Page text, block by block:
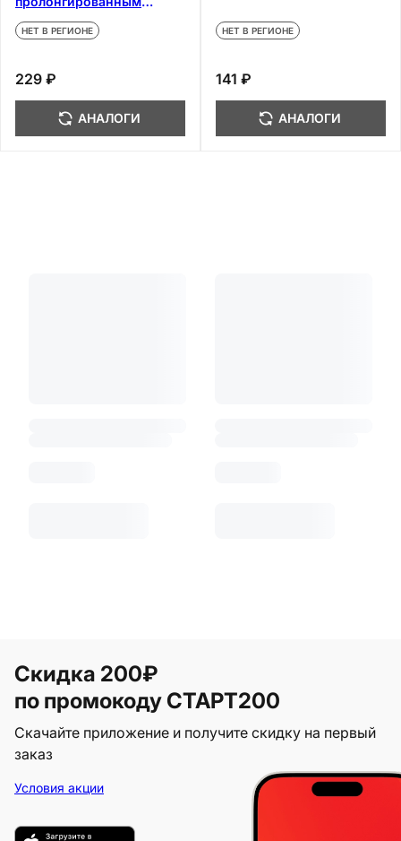
высвобождением 10 шт
НЕТ В РЕГИОНЕ
229 ₽
АНАЛОГИ
НЕТ В РЕГИОНЕ
141 ₽
АНАЛОГИ
Скидка 200₽
по промокоду СТАРТ200
Скачайте приложение и получите скидку на первый
заказ
Условия акции